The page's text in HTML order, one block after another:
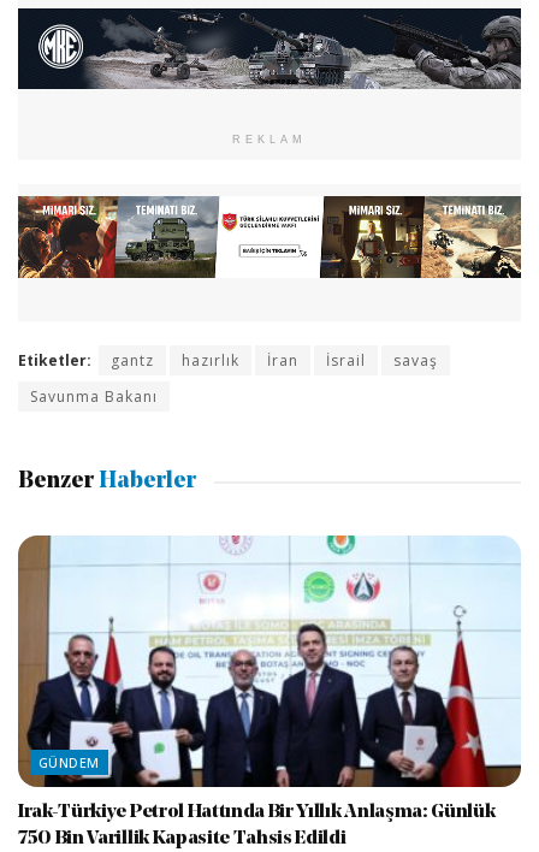
REKLAM
Etiketler: gantz hazırlık İran İsrail
savaş
Savunma Bakanı
Benzer Haberler
GÜNDEM
Irak-Türkiye Petrol Hattında Bir Yıllık Anlaşma: Günlük
750 Bin Varillik Kapasite Tahsis Edildi